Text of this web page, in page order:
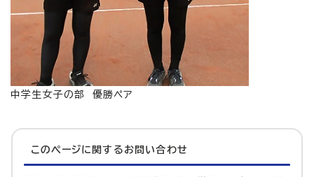
中学生女子の部 優勝ペア
このページに関する お問い合わせ